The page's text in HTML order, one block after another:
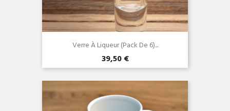
Verre À Liqueur (pack De 6)...
39,50 €
Aperçu rapide